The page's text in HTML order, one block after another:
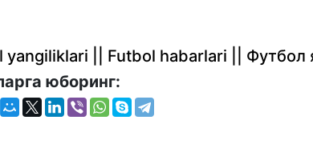
yangiliklari || Futbol habarlari || Футбол
юборинг: